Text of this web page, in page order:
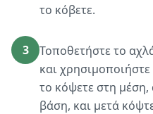
το κόβετε.
3
Τοποθετήστε το
και
το κόψετε στη
βάση, και μετά